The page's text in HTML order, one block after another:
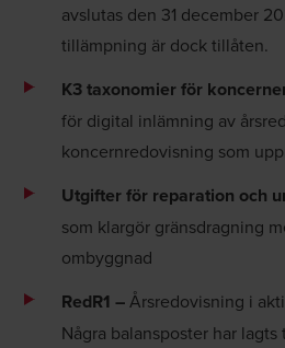
avslutas den 31 december
tillämpning är dock tillåten.
K3 taxonomier för
för digital inlämning av
koncernredovisning som
Utgifter för reparation och
som klargör gränsdragning
ombyggnad
RedR1 –Årsredovisning i
Några balansposter har lagts